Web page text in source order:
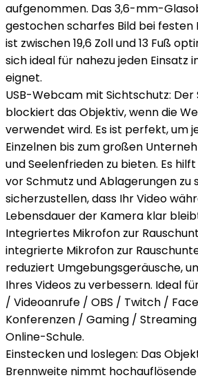
aufgenommen. Das 3,6-mm-
gestochen scharfes Bild bei festen
ist zwischen 19,6 Zoll und 13 Fuß
sich ideal für nahezu jeden Einsatz
eignet.
USB-Webcam mit Sichtschutz: Der
blockiert das Objektiv, wenn die
verwendet wird. Es ist perfekt, um
Einzelnen bis zum großen
und Seelenfrieden zu bieten. Es
vor Schmutz und Ablagerungen zu
sicherzustellen, dass Ihr Video
Lebensdauer der Kamera klar
Integriertes Mikrofon zur
integrierte Mikrofon zur
reduziert Umgebungsgeräusche,
Ihres Videos zu verbessern. Ideal
/ Videoanrufe / OBS / Twitch /
Konferenzen / Gaming /
Online-Schule.
Einstecken und loslegen: Das
Brennweite nimmt